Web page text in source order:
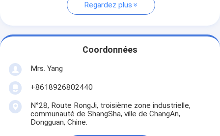
Regardez plus
Coordonnées
Mrs. Yang
+8618926802440
N°28, Route RongJi, troisième zone industrielle,
communauté de ShangSha, ville de ChangAn,
Dongguan, Chine.